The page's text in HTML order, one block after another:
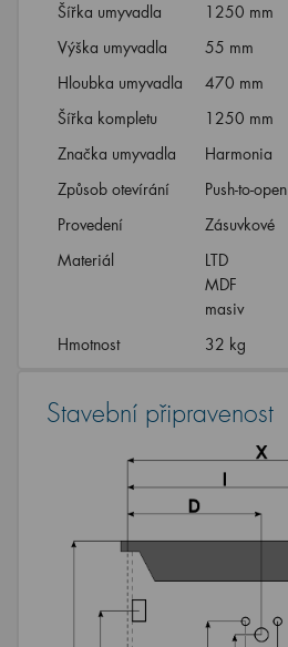
Šířka umyvadla
1250 mm
Výška umyvadla
55 mm
Hloubka umyvadla
470 mm
Šířka kompletu
1250 mm
Značka umyvadla
Harmonia
Způsob otevírání
Push-to-open
Provedení
Zásuvkové
Materiál
LTD
MDF
masiv
Hmotnost
32 kg
Stavební připravenost